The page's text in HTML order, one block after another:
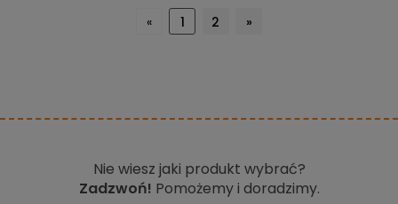
« 1 2 »
Nie wiesz jaki produkt wybrać?
Zadzwoń! Pomożemy i doradzimy.